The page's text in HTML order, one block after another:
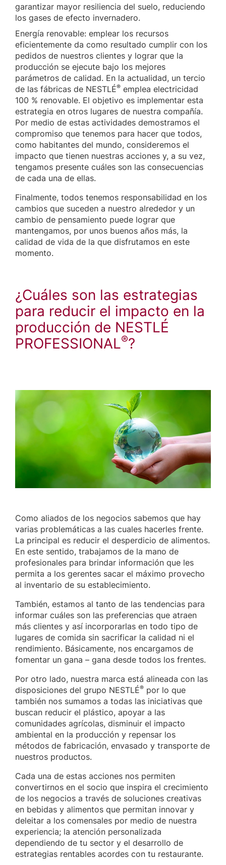
garantizar mayor resiliencia del suelo, reduciendo
los gases de efecto invernadero.
Energía renovable: emplear los recursos
eficientemente da como resultado cumplir con los
pedidos de nuestros clientes y lograr que la
producción se ejecute bajo los mejores
parámetros de calidad. En la actualidad, un tercio
de las fábricas de NESTLÉ® emplea electricidad
100 % renovable. El objetivo es implementar esta
estrategia en otros lugares de nuestra compañía.
Por medio de estas actividades demostramos el
compromiso que tenemos para hacer que todos,
como habitantes del mundo, consideremos el
impacto que tienen nuestras acciones y, a su vez,
tengamos presente cuáles son las consecuencias
de cada una de ellas.
Finalmente, todos tenemos responsabilidad en los
cambios que suceden a nuestro alrededor y un
cambio de pensamiento puede lograr que
mantengamos, por unos buenos años más, la
calidad de vida de la que disfrutamos en este
momento.
¿Cuáles son las estrategias
para reducir el impacto en la
producción de NESTLÉ
PROFESSIONAL®?
Como aliados de los negocios sabemos que hay
varias problemáticas a las cuales hacerles frente.
La principal es reducir el desperdicio de alimentos.
En este sentido, trabajamos de la mano de
profesionales para brindar información que les
permita a los gerentes sacar el máximo provecho
al inventario de su establecimiento.
También, estamos al tanto de las tendencias para
informar cuáles son las preferencias que atraen
más clientes y así incorporarlas en todo tipo de
lugares de comida sin sacrificar la calidad ni el
rendimiento. Básicamente, nos encargamos de
fomentar un gana – gana desde todos los frentes.
Por otro lado, nuestra marca está alineada con las
disposiciones del grupo NESTLÉ® por lo que
también nos sumamos a todas las iniciativas que
buscan reducir el plástico, apoyar a las
comunidades agrícolas, disminuir el impacto
ambiental en la producción y repensar los
métodos de fabricación, envasado y transporte de
nuestros productos.
Cada una de estas acciones nos permiten
convertirnos en el socio que inspira el crecimiento
de los negocios a través de soluciones creativas
en bebidas y alimentos que permitan innovar y
deleitar a los comensales por medio de nuestra
experiencia; la atención personalizada
dependiendo de tu sector y el desarrollo de
estrategias rentables acordes con tu restaurante.